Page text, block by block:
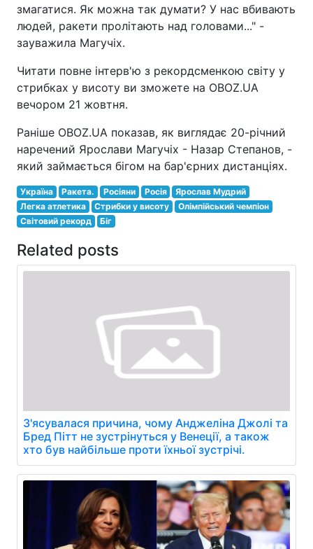
змагатися. Як можна так думати? У нас вбивають
людей, ракети пролітають над головами..." -
зауважила Магучіх.
Читати повне інтерв'ю з рекордсменкою світу у
стрибках у висоту ви зможете на OBOZ.UA
вечором 21 жовтня.
Раніше OBOZ.UA показав, як виглядає 20-річний
наречений Ярослави Магучіх - Назар Степанов, -
який займається бігом на бар'єрних дистанціях.
Україна Ракета. Росіяни Росія
Ярослав Мудрий
Легка атлетика
Стрибки у висоту
Олімпійський чемпіон
Світовий рекорд
Біг
Related posts
З'ясувалася причина, чому Анджеліна Джолі та
Бред Пітт не зустрінуться у Венеції, а також
хто був найбільше проти їхньої зустрічі.